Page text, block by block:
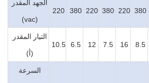
الجهد المقدر
(vac)
220 380 220 380 220 380
التيار المقدر
(أ)
10.5 6.5 12 7.5 16 8.5
السرعة